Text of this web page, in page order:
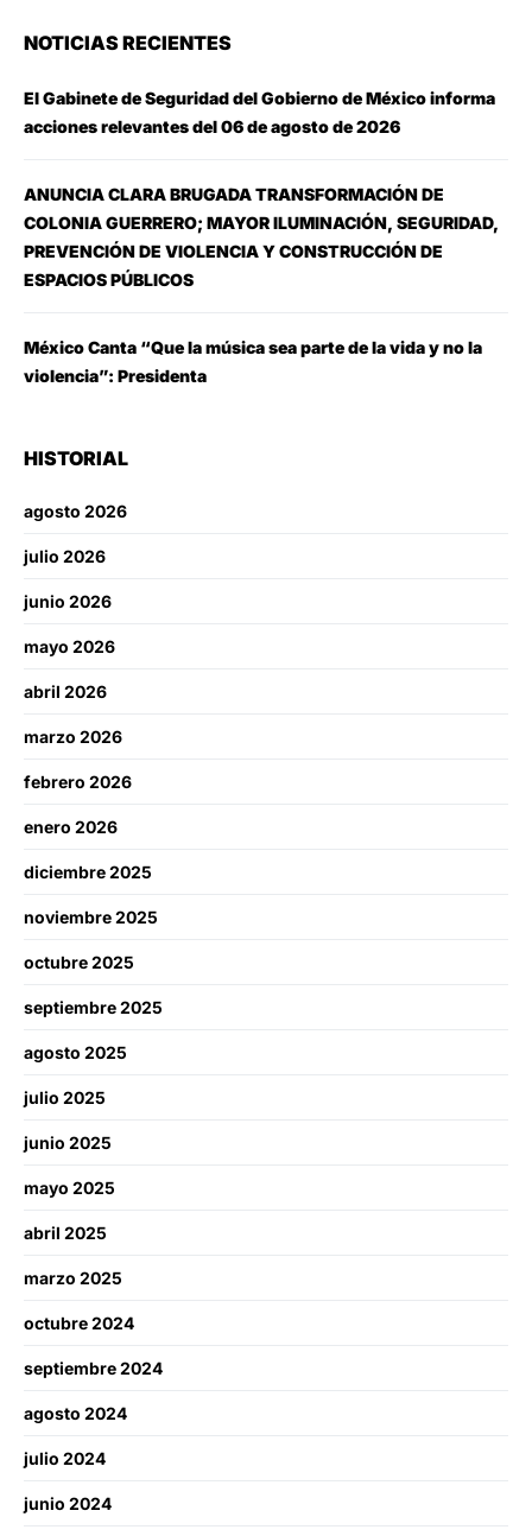
NOTICIAS RECIENTES
El Gabinete de Seguridad del Gobierno de México informa
acciones relevantes del 06 de agosto de 2026
ANUNCIA CLARA BRUGADA TRANSFORMACIÓN DE
COLONIA GUERRERO; MAYOR ILUMINACIÓN, SEGURIDAD,
PREVENCIÓN DE VIOLENCIA Y CONSTRUCCIÓN DE
ESPACIOS PÚBLICOS
México Canta “Que la música sea parte de la vida y no la
violencia”: Presidenta
HISTORIAL
agosto 2026
julio 2026
junio 2026
mayo 2026
abril 2026
marzo 2026
febrero 2026
enero 2026
diciembre 2025
noviembre 2025
octubre 2025
septiembre 2025
agosto 2025
julio 2025
junio 2025
mayo 2025
abril 2025
marzo 2025
octubre 2024
septiembre 2024
agosto 2024
julio 2024
junio 2024